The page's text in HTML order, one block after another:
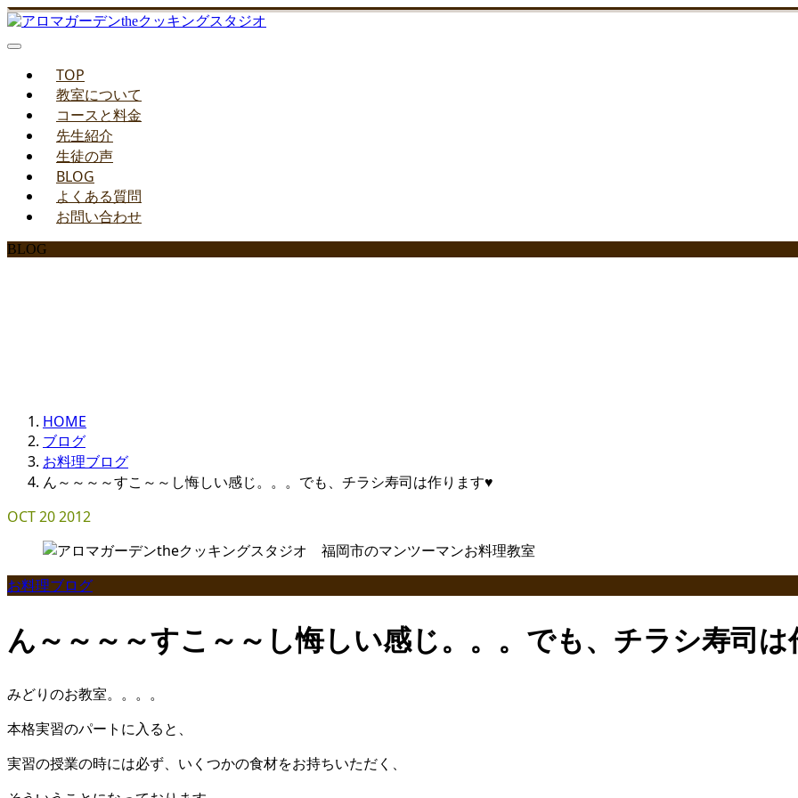
TOP
教室について
コースと料金
先生紹介
生徒の声
BLOG
よくある質問
お問い合わせ
BLOG
HOME
ブログ
お料理ブログ
ん～～～～すこ～～し悔しい感じ。。。でも、チラシ寿司は作ります♥
OCT202012
お料理ブログ
ん～～～～すこ～～し悔しい感じ。。。でも、チラシ寿司
みどりのお教室。。。。
本格実習のパートに入ると、
実習の授業の時には必ず、いくつかの食材をお持ちいただく、